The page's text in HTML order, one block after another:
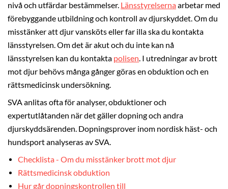
nivå och utfärdar bestämmelser. Länsstyrelsernaarbetar med
förebyggande utbildning och kontroll av djurskyddet. Om du
misstänker att djur vansköts eller far illa ska du kontakta
länsstyrelsen. Om det är akut och du inte kan nå
länsstyrelsen kan du kontakta polisen. I utredningar av brott
mot djur behövs många gånger göras en obduktion och en
rättsmedicinsk undersökning.
SVA anlitas ofta för analyser, obduktioner och
expertutlåtanden när det gäller dopning och andra
djurskyddsärenden. Dopningsprover inom nordisk häst- och
hundsport analyseras av SVA.
Checklista - Om du misstänker brott mot djur
Rättsmedicinsk obduktion
Hur går dopningskontrollen till